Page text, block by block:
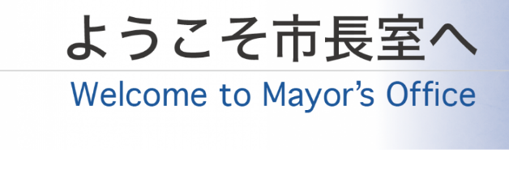
小・中学生
高校生・大学生など
教育・子育て
防災・安全
資産マネジメント課
デジタル推進課